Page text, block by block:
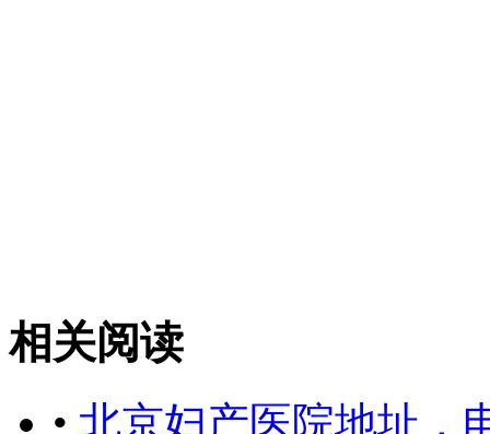
相关阅读
• 北京妇产医院地址，